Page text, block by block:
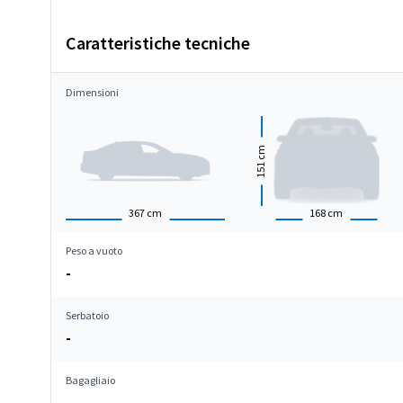
Caratteristiche tecniche
Dimensioni
367 cm 168 cm
151
cm
Peso a vuoto
-
Serbatoio
-
Bagagliaio